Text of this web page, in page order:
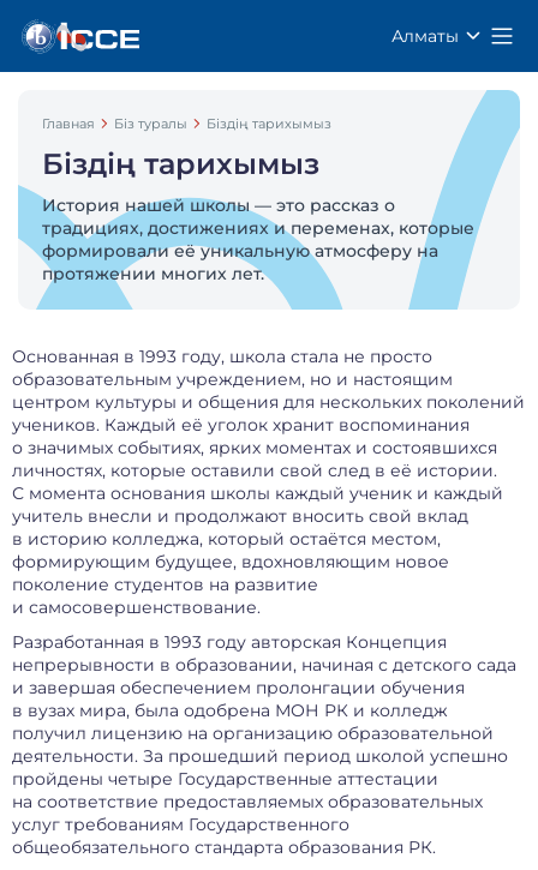
Алматы
Главная Біз туралы Біздің тарихымыз
Біздің тарихымыз
История нашей школы — это рассказ о
традициях, достижениях и переменах, которые
формировали её уникальную атмосферу на
протяжении многих лет.
Основанная в 1993 году, школа стала не просто
образовательным учреждением, но и настоящим
центром культуры и общения для нескольких поколений
учеников. Каждый её уголок хранит воспоминания
о значимых событиях, ярких моментах и состоявшихся
личностях, которые оставили свой след в её истории.
С момента основания школы каждый ученик и каждый
учитель внесли и продолжают вносить свой вклад
в историю колледжа, который остаётся местом,
формирующим будущее, вдохновляющим новое
поколение студентов на развитие
и самосовершенствование.
Разработанная в 1993 году авторская Концепция
непрерывности в образовании, начиная с детского сада
и завершая обеспечением пролонгации обучения
в вузах мира, была одобрена МОН РК и колледж
получил лицензию на организацию образовательной
деятельности. За прошедший период школой успешно
пройдены четыре Государственные аттестации
на соответствие предоставляемых образовательных
услуг требованиям Государственного
общеобязательного стандарта образования РК.